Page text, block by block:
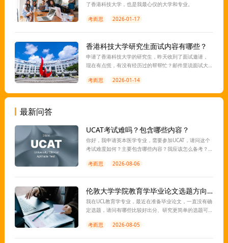
了香港科技大学，也是我最心仪的大学和专业。
考而思 2026-01-17
香港科技大学研究生面试内容有哪些？
申请了香港科技大学的研究生，昨天收到了面试邀请，
现在有点慌，有没有经历过的帮帮忙？邮件里说面试大
讨论还是单独面试呢？
考而思 2026-01-14
最新问答
UCAT考试难吗？包含哪些内容？
你好，我申请英本医学专业，需要参加UCAT，请问这个
考试难度如何？主要包含哪些内容？我应该怎么备考？
考而思
2026-08-06
伦敦大学学院教育学毕业论文选题方向有推荐吗？
我在UCL教育学专业，最近在准备毕业论文，一直没有确
定选题，请问有哪些比较好出分、研究更简单的选题可
考而思
2026-08-05